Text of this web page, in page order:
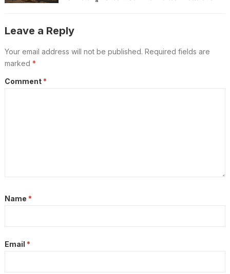
Leave a Reply
Your email address will not be published. Required fields are
marked *
Comment *
Name *
Email *